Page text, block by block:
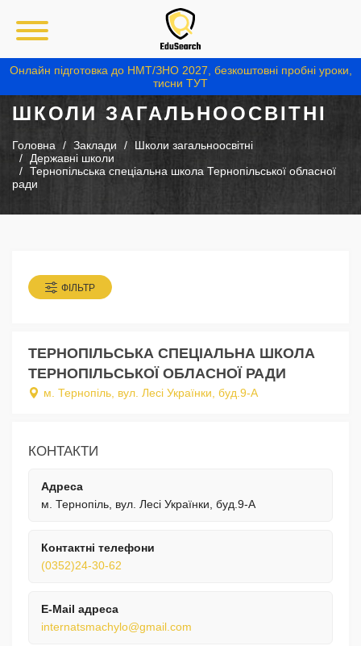
Онлайн підготовка до НМТ/ЗНО 2027, безкоштовні пробні уроки,
тисни ТУТ
ШКОЛИ ЗАГАЛЬНООСВІТНІ
Головна Заклади
Школи загальноосвітні
Державні школи
Тернопільська спеціальна школа Тернопільської обласної
ради
ФІЛЬТР
ТЕРНОПІЛЬСЬКА СПЕЦІАЛЬНА ШКОЛА
ТЕРНОПІЛЬСЬКОЇ ОБЛАСНОЇ РАДИ
м. Тернопіль, вул. Лесі Українки, буд.9-А
КОНТАКТИ
Адреса
м. Тернопіль, вул. Лесі Українки, буд.9-А
Контактні телефони
(0352)24-30-62
E-Mail адреса
internatsmachylo@gmail.com